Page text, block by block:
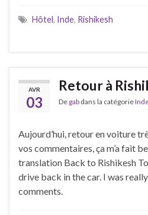
Hôtel, Inde, Rishikesh
AVR
03
Retour à
De gab dans la catégorie
Aujourd’hui, retour en voiture
vos commentaires, ça m’a fait
translation Back to Rishikesh
drive back in the car. I was
comments.